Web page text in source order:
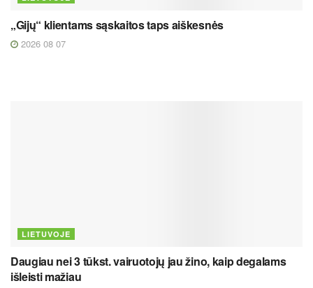
„Gijų“ klientams sąskaitos taps aiškesnės
2026 08 07
LIETUVOJE
Daugiau nei 3 tūkst. vairuotojų jau žino, kaip degalams
išleisti mažiau